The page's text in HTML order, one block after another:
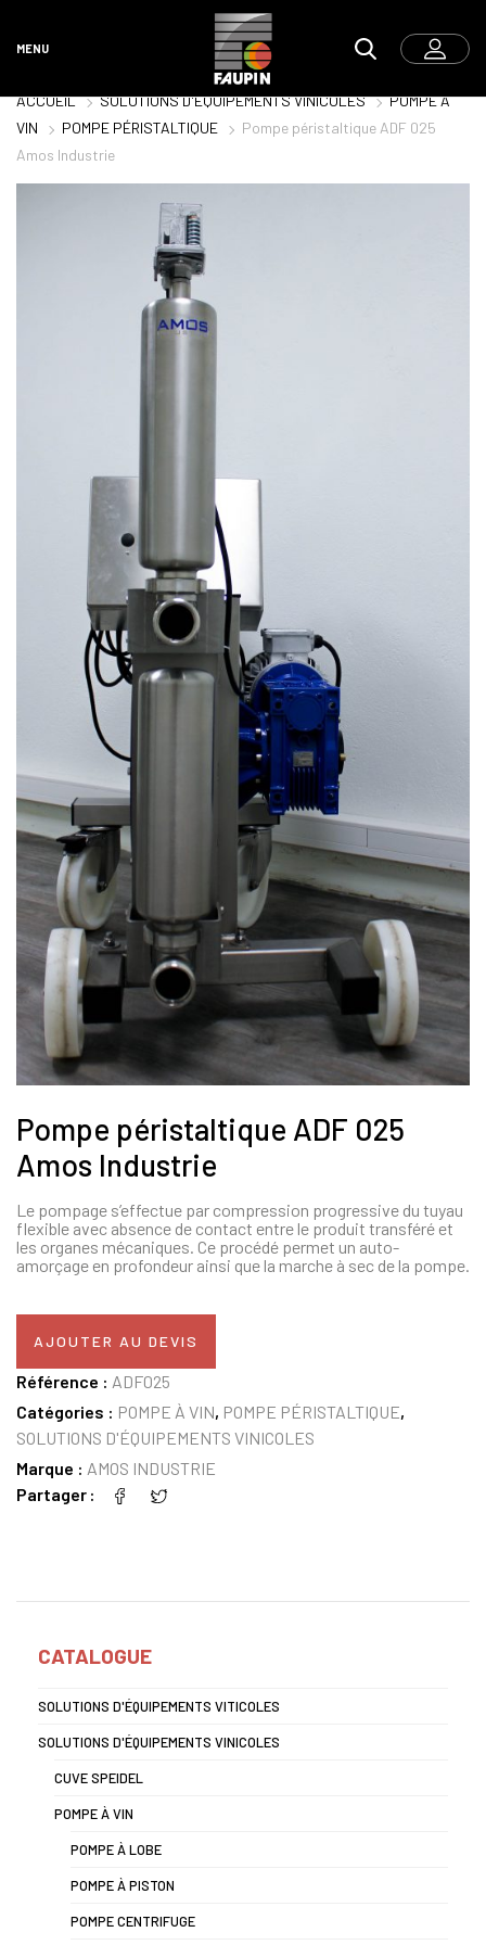
MENU
ACCUEIL SOLUTIONS D'ÉQUIPEMENTS VINICOLES
POMPE À
VIN
POMPE PÉRISTALTIQUE
Pompe péristaltique ADF 025
Amos Industrie
Pompe péristaltique ADF 025
Amos Industrie
Le pompage s’effectue par compression progressive du tuyau
flexible avec absence de contact entre le produit transféré et
les organes mécaniques. Ce procédé permet un auto-
amorçage en profondeur ainsi que la marche à sec de la pompe.
AJOUTER AU DEVIS
Référence : ADF025
Catégories : POMPE À VIN, POMPE PÉRISTALTIQUE,
SOLUTIONS D'ÉQUIPEMENTS VINICOLES
Marque : AMOS INDUSTRIE
Partager
CATALOGUE
SOLUTIONS D'ÉQUIPEMENTS VITICOLES
SOLUTIONS D'ÉQUIPEMENTS VINICOLES
CUVE SPEIDEL
POMPE À VIN
POMPE À LOBE
POMPE À PISTON
POMPE CENTRIFUGE